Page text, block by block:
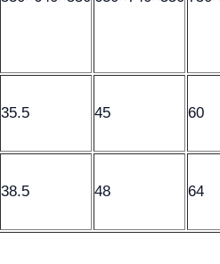
35.5 45 60
38.5 48 64